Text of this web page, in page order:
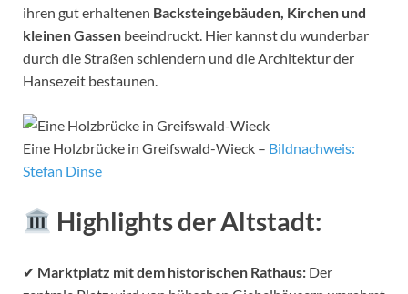
ihren gut erhaltenen Backsteingebäuden, Kirchen und
kleinen Gassen beeindruckt. Hier kannst du wunderbar
durch die Straßen schlendern und die Architektur der
Hansezeit bestaunen.
Eine Holzbrücke in Greifswald-Wieck – Bildnachweis:
Stefan Dinse
Highlights der Altstadt:
✔ Marktplatz mit dem historischen Rathaus: Der